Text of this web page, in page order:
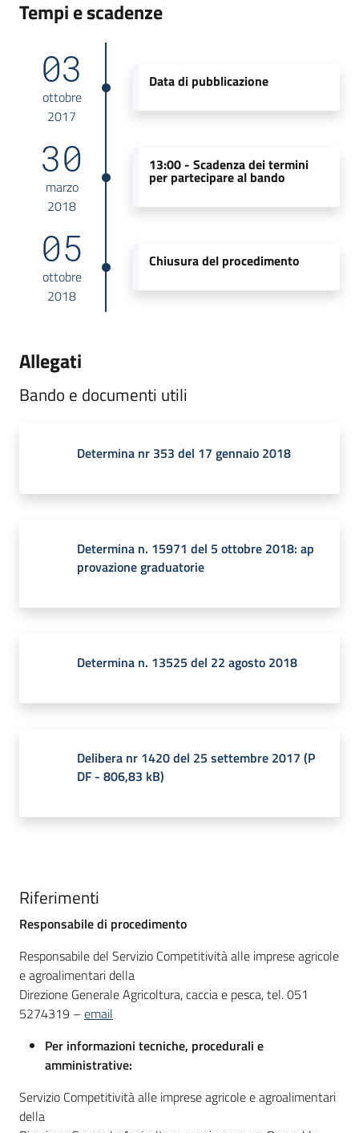
Tempi e scadenze
03
ottobre
2017
Data di pubblicazione
30
marzo
2018
13:00 - Scadenza dei termini
per partecipare al bando
05
ottobre
2018
Chiusura del procedimento
Allegati
Bando e documenti utili
Determina nr 353 del 17 gennaio 2018
Determina n. 15971 del 5 ottobre 2018: ap
provazione graduatorie
Determina n. 13525 del 22 agosto 2018
Delibera nr 1420 del 25 settembre 2017 (P
DF - 806,83 kB)
Riferimenti
Responsabile di procedimento
Responsabile del Servizio Competitività alle imprese agricole
e agroalimentari della
Direzione Generale Agricoltura, caccia e pesca, tel. 051
5274319 – email
Per informazioni tecniche, procedurali e
amministrative:
Servizio Competitività alle imprese agricole e agroalimentari
della